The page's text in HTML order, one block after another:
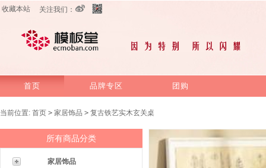
收藏本站 关注我们：
首页 品牌专区 团购
当前位置: 首页 > 家居饰品 > 复古铁艺实木玄关桌
所有商品分类
家居饰品